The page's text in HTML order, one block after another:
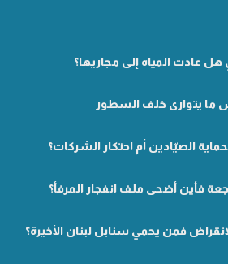
عادت المياه إلى مجاريها؟
ما يتوارى خلف السطور
الصيّادين أم احتكار الشركات؟
فأين أضحى ملف انفجار المرفأ؟
فمن يحمي سنابل لبنان الأخيرة؟